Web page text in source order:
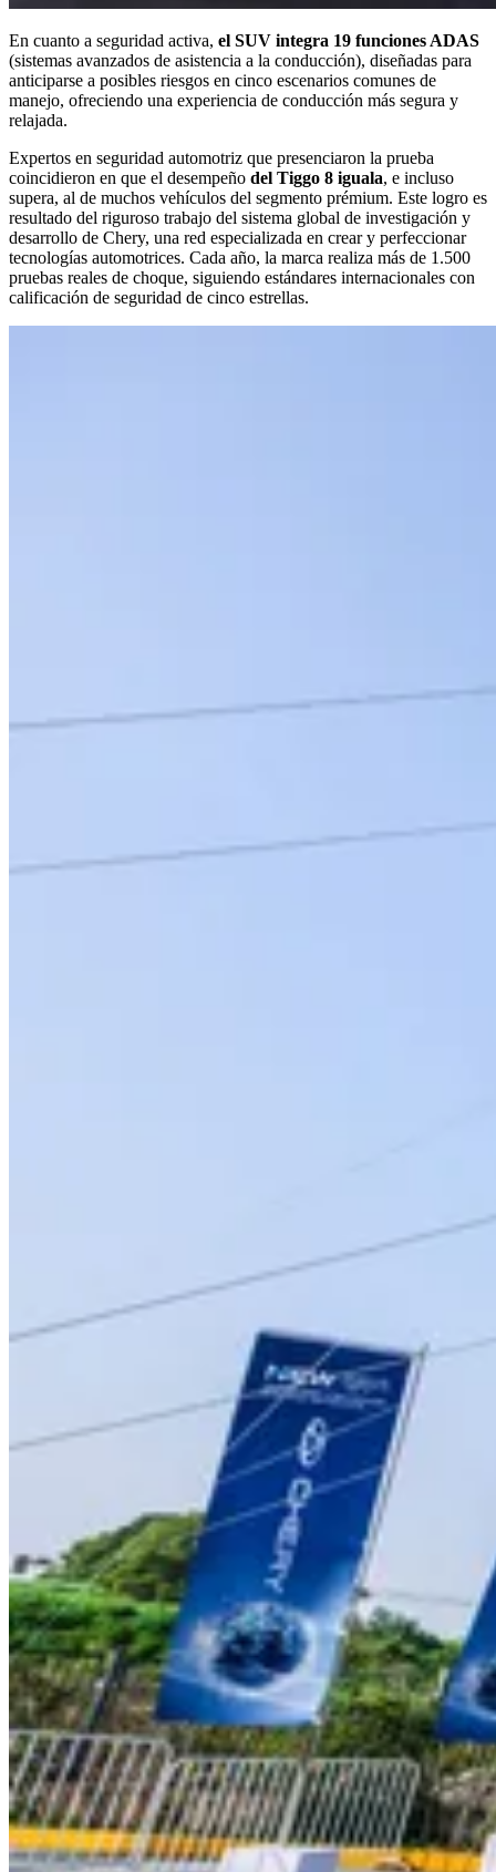
En cuanto a seguridad activa, el SUV integra 19 funciones ADAS
(sistemas avanzados de asistencia a la conducción), diseñadas para
anticiparse a posibles riesgos en cinco escenarios comunes de
manejo, ofreciendo una experiencia de conducción más segura y
relajada.
Expertos en seguridad automotriz que presenciaron la prueba
coincidieron en que el desempeño del Tiggo 8 iguala, e incluso
supera, al de muchos vehículos del segmento prémium. Este logro es
resultado del riguroso trabajo del sistema global de investigación y
desarrollo de Chery, una red especializada en crear y perfeccionar
tecnologías automotrices. Cada año, la marca realiza más de 1.500
pruebas reales de choque, siguiendo estándares internacionales con
calificación de seguridad de cinco estrellas.